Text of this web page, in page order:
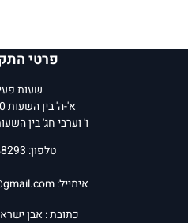
פרטי
שעות
א'-ה' בין השעות 10:00-18:00
ו' וערבי חג' בין השעות 10:00-
טלפון: 02-6248293
אימייל:
כתובת : אבן ישראל 3